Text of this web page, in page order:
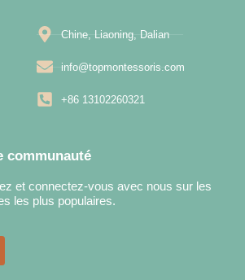
Chine, Liaoning, Dalian
info@topmontessoris.com
+86 13102260321
communauté
et connectez-vous avec nous sur les
les plus populaires.